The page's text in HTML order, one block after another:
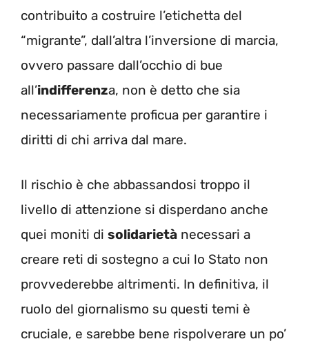
contribuito a costruire l’etichetta del
“migrante”, dall’altra l’inversione di marcia,
ovvero passare dall’occhio di bue
all’indifferenza, non è detto che sia
necessariamente proficua per garantire i
diritti di chi arriva dal mare.
Il rischio è che abbassandosi troppo il
livello di attenzione si disperdano anche
quei moniti di solidarietà necessari a
creare reti di sostegno a cui lo Stato non
provvederebbe altrimenti. In definitiva, il
ruolo del giornalismo su questi temi è
cruciale, e sarebbe bene rispolverare un po’